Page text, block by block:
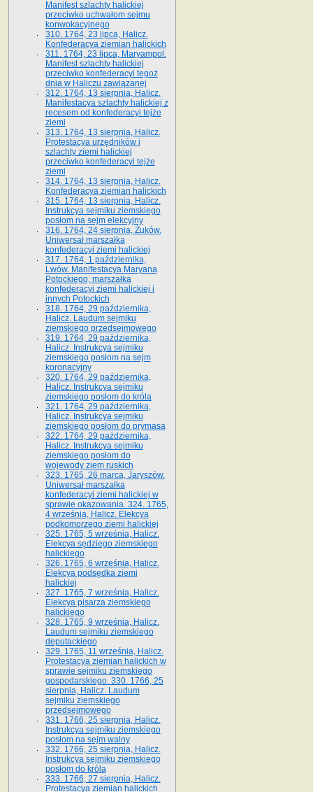
Manifest szlachty halickiej
przeciwko uchwałom sejmu
konwokacyjnego
310. 1764, 23 lipca, Halicz.
Konfederacya ziemian halickich
311. 1764, 23 lipca, Maryampol.
Manifest szlachty halickiej
przeciwko konfederacyi tegoż
dnia w Haliczu zawiązanej
312. 1764, 13 sierpnia, Halicz.
Manifestacya szlachty halickiej z
recesem od konfederacyi tejże
ziemi
313. 1764, 13 sierpnia, Halicz.
Protestacya urzędników i
szlachty ziemi halickiej
przeciwko konfederacyi tejże
ziemi
314. 1764, 13 sierpnia, Halicz.
Konfederacya ziemian halickich
315. 1764, 13 sierpnia, Halicz.
Instrukcya sejmiku ziemskiego
posłom na sejm elekcyjny
316. 1764, 24 sierpnia, Żuków.
Uniwersał marszałka
konfederacyi ziemi halickiej
317. 1764, 1 października,
Lwów. Manifestacya Maryana
Potockiego, marszałka
konfederacyi ziemi halickiej i
innych Potockich
318. 1764, 29 października,
Halicz. Laudum sejmiku
ziemskiego przedsejmowego
319. 1764, 29 października,
Halicz. Instrukcya sejmiku
ziemskiego posłom na sejm
koronacyjny
320. 1764, 29 października,
Halicz. Instrukcya sejmiku
ziemskiego posłom do króla
321. 1764, 29 października,
Halicz. Instrukcya sejmiku
ziemskiego posłom do prymasa
322. 1764, 29 października,
Halicz. Instrukcya sejmiku
ziemskiego posłom do
wojewody ziem ruskich
323. 1765, 26 marca, Jaryszów.
Uniwersał marszałka
konfederacyi ziemi halickiej w
sprawie okazowania. 324. 1765,
4 września, Halicz. Elekcya
podkomorzego ziemi halickiej
325. 1765, 5 września, Halicz.
Elekcya sędziego ziemskiego
halickiego
326. 1765, 6 września, Halicz.
Elekcya podsędka ziemi
halickiej
327. 1765, 7 września, Halicz.
Elekcya pisarza ziemskiego
halickiego
328. 1765, 9 września, Halicz.
Laudum sejmiku ziemskiego
deputackiego
329. 1765, 11 września, Halicz.
Protestacya ziemian halickich w
sprawie sejmiku ziemskiego
gospodarskiego. 330. 1766, 25
sierpnia, Halicz. Laudum
sejmiku ziemskiego
przedsejmowego
331. 1766, 25 sierpnia, Halicz.
Instrukcya sejmiku ziemskiego
posłom na sejm walny
332. 1766, 25 sierpnia, Halicz.
Instrukcya sejmiku ziemskiego
posłom do króla
333. 1766, 27 sierpnia, Halicz.
Protestacya ziemian halickich